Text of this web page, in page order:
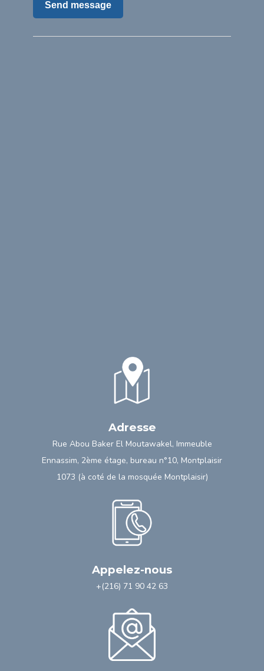
Adresse
Rue Abou Baker El Moutawakel, Immeuble
Ennassim, 2ème étage, bureau n°10, Montplaisir
1073 (à coté de la mosquée Montplaisir)
Appelez-nous
+(216) 71 90 42 63